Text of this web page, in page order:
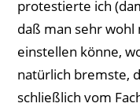
protestierte ich
daß man sehr
einstellen könne,
natürlich bremste,
schließlich vom